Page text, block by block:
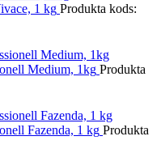
1 kg Produkta kods:
Medium, 1kg Produkta
Fazenda, 1 kg Produkta